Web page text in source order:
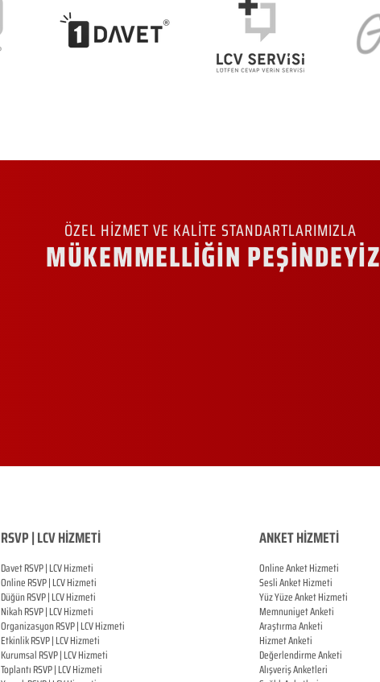
ÖZEL HİZMET VE KALİTE STANDARTLARIMIZLA
MÜKEMMELLİĞİN PEŞİNDEYİZ
RSVP | LCV HİZMETİ
Davet RSVP | LCV Hizmeti
OnlineRSVP |LCV Hizmeti
DüğünRSVP |LCV Hizmeti
NikahRSVP |LCV Hizmeti
OrganizasyonRSVP |LCV Hizmeti
EtkinlikRSVP |LCV Hizmeti
KurumsalRSVP |LCV Hizmeti
ToplantıRSVP |LCV Hizmeti
ANKET HİZMETİ
Online Anket Hizmeti
Sesli Anket Hizmeti
Yüz Yüze Anket Hizmeti
Memnuniyet Anketi
Araştırma Anketi
Hizmet Anketi
Değerlendirme Anketi
Alışveriş Anketleri